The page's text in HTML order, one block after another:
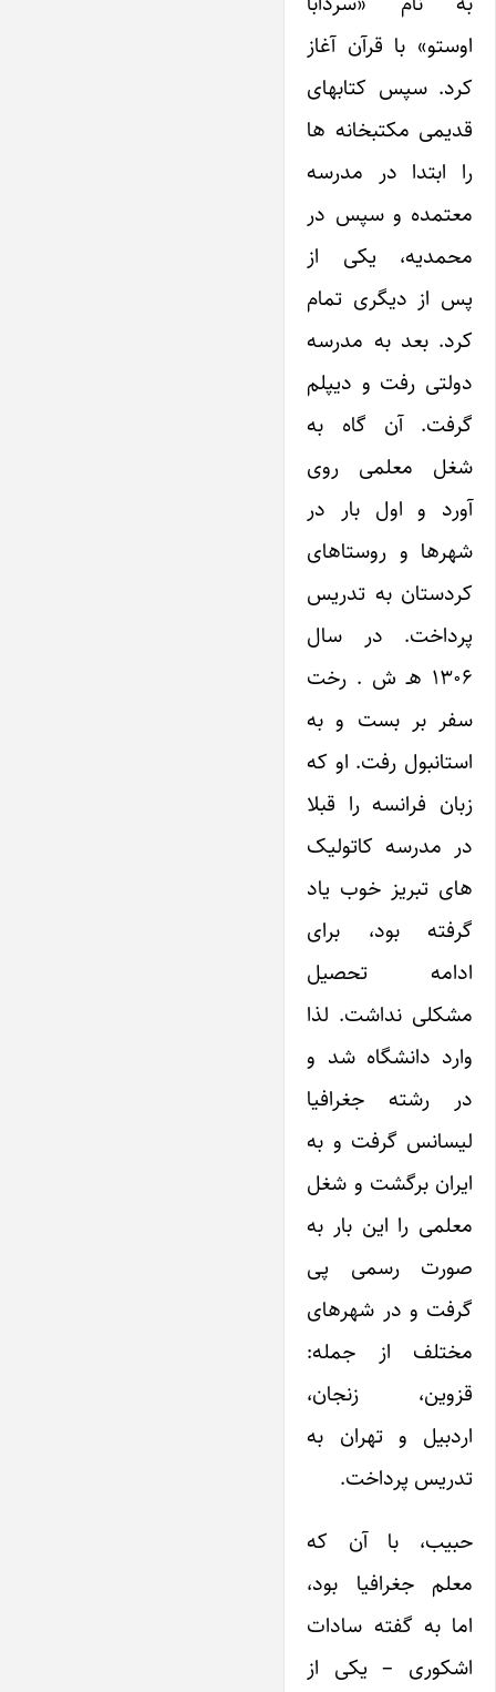
اوستو» با قرآن آغاز
کرد. سپس کتابهای
قدیمی مکتبخانه ها
را ابتدا در مدرسه
معتمده و سپس در
محمدیه، یکی از
پس از دیگری تمام
کرد. بعد به مدرسه
دولتی رفت و دیپلم
گرفت. آن گاه به
شغل معلمی روی
آورد و اول بار در
شهرها و روستاهای
کردستان به تدریس
پرداخت. در سال
۱۳۰۶ هـ ش . رخت
سفر بر بست و به
استانبول رفت. او که
زبان فرانسه را قبلا
در مدرسه کاتولیک
های تبریز خوب یاد
گرفته بود، برای
ادامه تحصیل
مشکلی نداشت. لذا
وارد دانشگاه شد و
در رشته جغرافیا
لیسانس گرفت و به
ایران برگشت و شغل
معلمی را این بار به
صورت رسمی پی
گرفت و در شهرهای
مختلف از جمله:
قزوین، زنجان،
اردبیل و تهران به
تدریس پرداخت.
حبیب، با آن که
معلم جغرافیا بود،
اما به گفته سادات
اشکوری – یکی از